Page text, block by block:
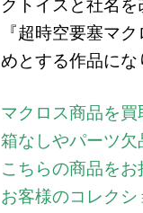
クトイスと社名を
『超時空要塞マ
めとする作品にな
マクロス商品を買
箱なしやパーツ欠
こちらの商品をお
お客様のコレクシ